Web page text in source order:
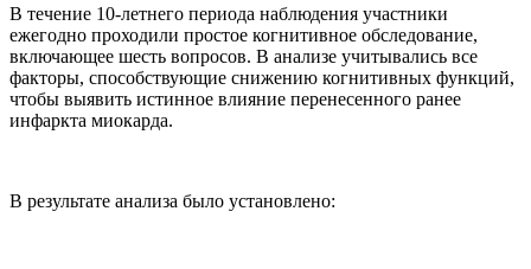
В течение 10-летнего периода наблюдения участники
ежегодно проходили простое когнитивное обследование,
включающее шесть вопросов. В анализе учитывались все
факторы, способствующие снижению когнитивных функций,
чтобы выявить истинное влияние перенесенного ранее
инфаркта миокарда.
В результате анализа было установлено: